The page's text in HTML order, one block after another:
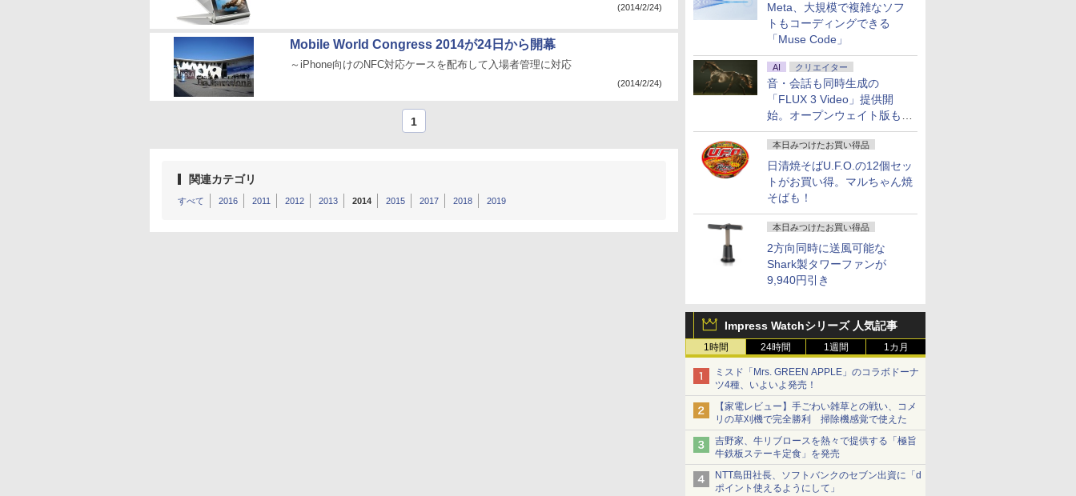
Meta、大規模で複雑なソフ
トもコーディングできる
「Muse Code」
AI クリエイター
音・会話も同時生成の
「FLUX 3 Video」提供開
始。オープンウェイト版も計
画
本日みつけたお買い得品
日清焼そばU.F.O.の12個セッ
トがお買い得。マルちゃん焼
そばも！
本日みつけたお買い得品
2方向同時に送風可能な
Shark製タワーファンが
9,940円引き
Impress Watchシリーズ 人気記事
1時間 24時間 1週間 1カ月
ミスド「Mrs. GREEN APPLE」のコラボドーナ
ツ4種、いよいよ発売！
【家電レビュー】手ごわい雑草との戦い、コメ
リの草刈機で完全勝利 掃除機感覚で使えた
吉野家、牛リブロースを熱々で提供する「極旨
牛鉄板ステーキ定食」を発売
NTT島田社長、ソフトバンクのセブン出資に「d
ポイント使えるようにして」
(2014/2/24)
Mobile World Congress 2014が24日から開幕
～iPhone向けのNFC対応ケースを配布して入場者管理に対応
(2014/2/24)
1
関連カテゴリ
すべて 2016 2011 2012 2013 2014 2015 2017 2018 2019